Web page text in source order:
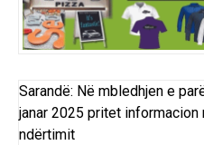
Sarandë: Në mbledhjen e
janar 2025 pritet
ndërtimit